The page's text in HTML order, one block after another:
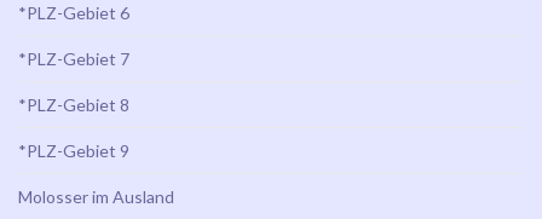
*PLZ-Gebiet 6
*PLZ-Gebiet 7
*PLZ-Gebiet 8
*PLZ-Gebiet 9
Molosser im Ausland